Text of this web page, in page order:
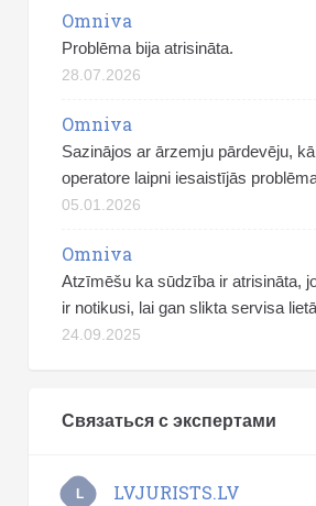
Omniva
Problēma bija atrisināta.
28.07.2026
Omniva
Sazinājos ar ārzemju pārdevēju,
operatore laipni iesaistījās
05.01.2026
Omniva
Atzīmēšu ka sūdzība ir atrisināta,
ir notikusi, lai gan slikta servisa
24.09.2025
Связаться с экспертами
L LVJURISTS.LV